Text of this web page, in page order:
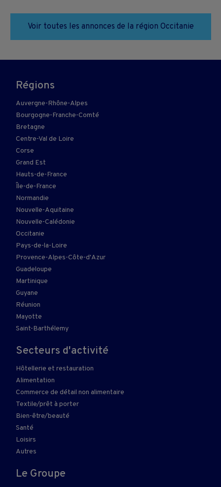
Voir toutes les annonces de la région Occitanie
Régions
Auvergne-Rhône-Alpes
Bourgogne-Franche-Comté
Bretagne
Centre-Val de Loire
Corse
Grand Est
Hauts-de-France
Île-de-France
Normandie
Nouvelle-Aquitaine
Nouvelle-Calédonie
Occitanie
Pays-de-la-Loire
Provence-Alpes-Côte-d'Azur
Guadeloupe
Martinique
Guyane
Réunion
Mayotte
Saint-Barthélemy
Secteurs d'activité
Hôtellerie et restauration
Alimentation
Commerce de détail non alimentaire
Textile/prêt à porter
Bien-être/beauté
Santé
Loisirs
Autres
Le Groupe